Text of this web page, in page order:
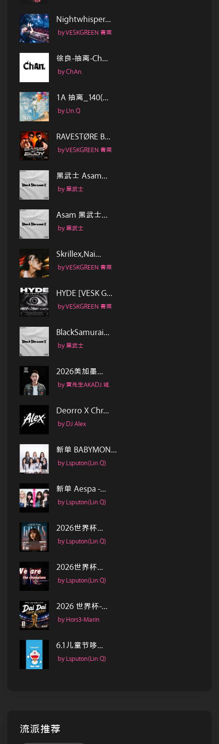
Nightwhisper...
by VESKGREEN 青菜
徐良-抽离-Ch...
by ChAn.
1A 抽离_140(...
by L!n.Q
RAVESTØRE B...
by VESKGREEN 青菜
黑武士 Asam...
by 黑武士
Asam 黑武士...
by 黑武士
Skrillex,Nai...
by VESKGREEN 青菜
HYDE [VESK G...
by VESKGREEN 青菜
BlackSamurai...
by 黑武士
2026美加墨...
by 黄先生AKADJ.诚.
Deorro X Chr...
by DJ Alex
新单 BABYMON...
by Lsputon(Lin.Q)
新单 Aespa -...
by Lsputon(Lin.Q)
2026世界杯...
by Lsputon(Lin.Q)
2026世界杯...
by Lsputon(Lin.Q)
2026 世界杯-...
by Hors3-Marin
6.1儿童节哆...
by Lsputon(Lin.Q)
流派推荐